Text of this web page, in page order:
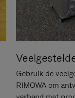
Gebruik de
RIMOWA om